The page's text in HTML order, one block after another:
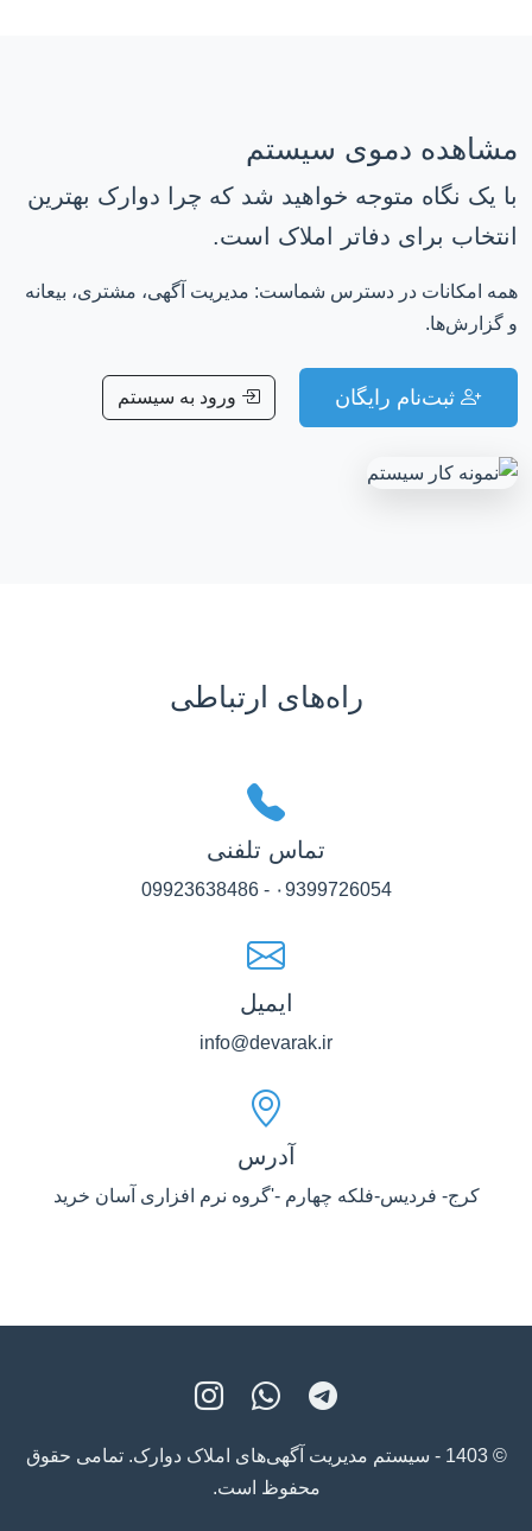
مشاهده دموی سیستم
با یک نگاه متوجه خواهید شد که چرا دوارک بهترین
انتخاب برای دفاتر املاک است.
همه امکانات در دسترس شماست: مدیریت آگهی، مشتری، بیعانه
و گزارش‌ها.
ثبت‌نام رایگان ورود به سیستم
راه‌های ارتباطی
تماس تلفنی
۰9399726054 - 09923638486
ایمیل
info@devarak.ir
آدرس
کرج- فردیس-فلکه چهارم -'گروه نرم افزاری آسان خرید
© 1403 - سیستم مدیریت آگهی‌های املاک دوارک. تمامی حقوق
محفوظ است.